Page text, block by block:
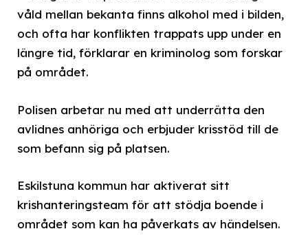
våld mellan bekanta finns alkohol med i bilden,
och ofta har konflikten trappats upp under en
längre tid, förklarar en kriminolog som forskar
på området.
Polisen arbetar nu med att underrätta den
avlidnes anhöriga och erbjuder krisstöd till de
som befann sig på platsen.
Eskilstuna kommun har aktiverat sitt
krishanteringsteam för att stödja boende i
området som kan ha påverkats av händelsen.